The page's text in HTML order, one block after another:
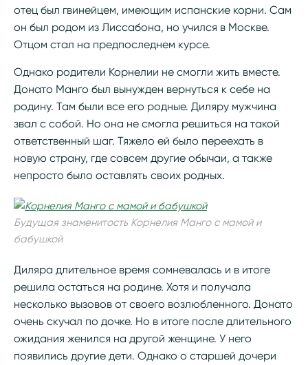
отец был гвинейцем, имеющим испанские корни. Сам
он был родом из Лиссабона, но учился в Москве.
Отцом стал на предпоследнем курсе.
Однако родители Корнелии не смогли жить вместе.
Донато Манго был вынужден вернуться к себе на
родину. Там были все его родные. Диляру мужчина
звал с собой. Но она не смогла решиться на такой
ответственный шаг. Тяжело ей было переехать в
новую страну, где совсем другие обычаи, а также
непросто было оставлять своих родных.
Будущая знаменитость Корнелия Манго с мамой и
бабушкой
Диляра длительное время сомневалась и в итоге
решила остаться на родине. Хотя и получала
несколько вызовов от своего возлюбленного. Донато
очень скучал по дочке. Но в итоге после длительного
ожидания женился на другой женщине. У него
появились другие дети. Однако о старшей дочери